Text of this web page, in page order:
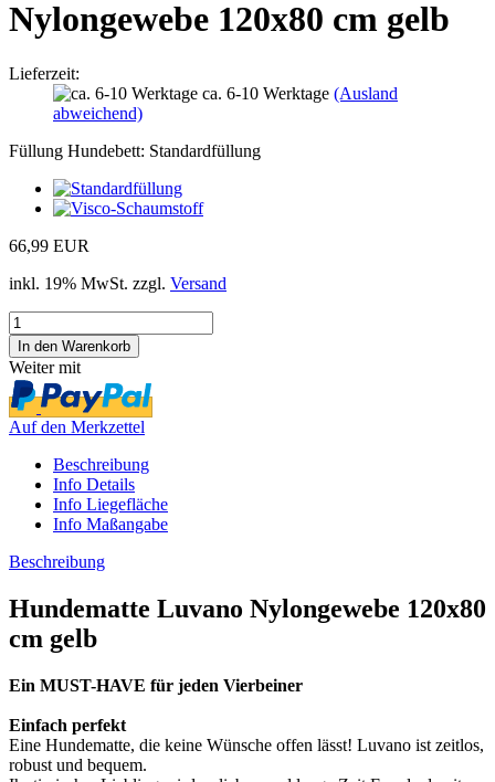
Nylongewebe 120x80 cm gelb
Lieferzeit:
ca. 6-10 Werktage (Ausland
abweichend)
Füllung Hundebett: Standardfüllung
66,99 EUR
inkl. 19% MwSt. zzgl. Versand
Weiter mit
Auf den Merkzettel
Beschreibung
Info Details
Info Liegefläche
Info Maßangabe
Beschreibung
Hundematte Luvano Nylongewebe 120x80
cm gelb
Ein MUST-HAVE für jeden Vierbeiner
Einfach perfekt
Eine Hundematte, die keine Wünsche offen lässt! Luvano ist zeitlos,
robust und bequem.